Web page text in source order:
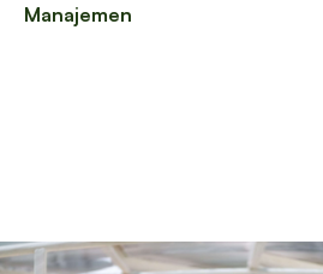
Manajemen